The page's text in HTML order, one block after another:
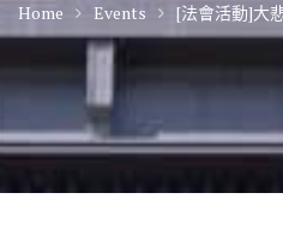
Home Events [法會活動]大